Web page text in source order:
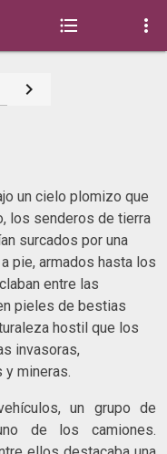
 

un cielo plomizo que
los senderos de tierra
surcados por una
pie, armados hasta los
entre las
pieles de bestias
hostil que los
invasoras,
y mineras.
un grupo de
de los camiones.